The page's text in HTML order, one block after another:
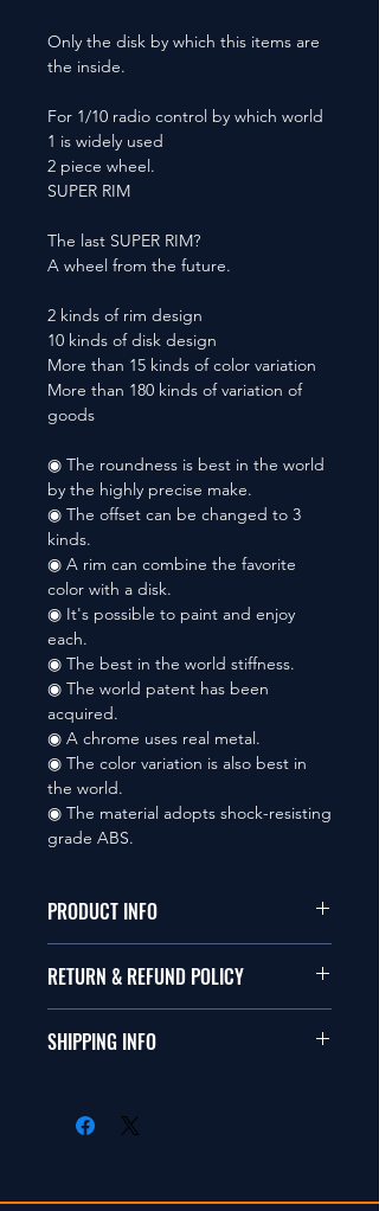
Only the disk by which this items are
the inside.
For 1/10 radio control by which world
1 is widely used
2 piece wheel.
SUPER RIM
The last SUPER RIM?
A wheel from the future.
2 kinds of rim design
10 kinds of disk design
More than 15 kinds of color variation
More than 180 kinds of variation of
goods
◉ The roundness is best in the world
by the highly precise make.
◉ The offset can be changed to 3
kinds.
◉ A rim can combine the favorite
color with a disk.
◉ It's possible to paint and enjoy
each.
◉ The best in the world stiffness.
◉ The world patent has been
acquired.
◉ A chrome uses real metal.
◉ The color variation is also best in
the world.
◉ The material adopts shock-resisting
grade ABS.
PRODUCT INFO
本品は1/10サイズのラジオコント
This items fit in with 1/10 sizes of
RETURN & REFUND POLICY
商品に明らかな欠陥がないかぎり
isn't accepted in goods.
SHIPPING INFO
します。海外への出荷は入金確認
The occasion with the stock is